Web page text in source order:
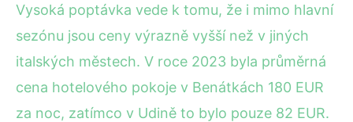
Vysoká poptávka vede k tomu, že i mimo hlavní
sezónu jsou ceny výrazně vyšší než v jiných
italských městech. V roce 2023 byla průměrná
cena hotelového pokoje v Benátkách 180 EUR
za noc, zatímco v Udině to bylo pouze 82 EUR.